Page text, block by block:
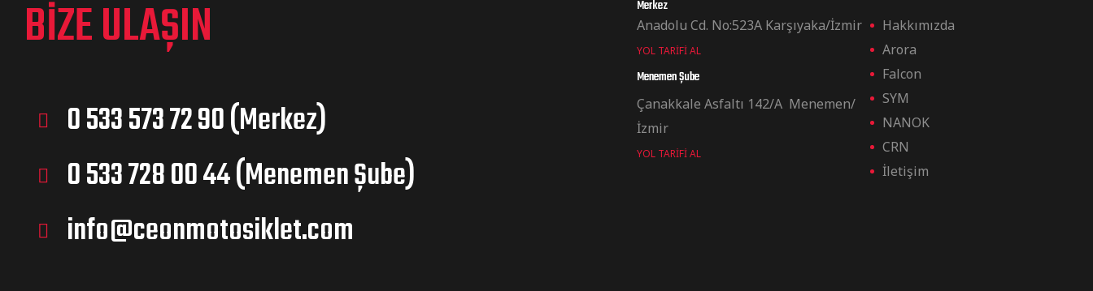
BIZE ULAŞIN
0 533 573 72 90 (Merkez)
0 533 728 00 44 (Menemen Şube)
info@ceonmotosiklet.com
Merkez
Anadolu Cd. No:523A Karşıyaka/İzmir
YOL TARIFI AL
Menemen Şube
Çanakkale Asfaltı 142/A Menemen/
İzmir
YOL TARIFI AL
Hakkımızda
Arora
Falcon
SYM
NANOK
CRN
İletişim